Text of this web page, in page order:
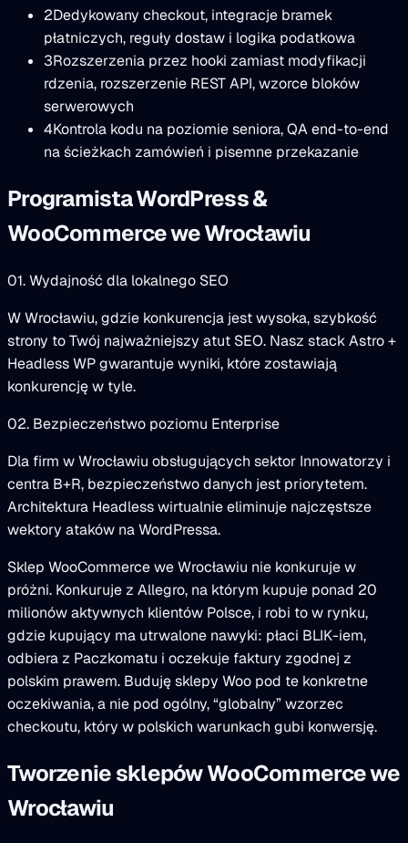
2Dedykowany checkout, integracje bramek
płatniczych, reguły dostaw i logika podatkowa
3Rozszerzenia przez hooki zamiast modyfikacji
rdzenia, rozszerzenie REST API, wzorce bloków
serwerowych
4Kontrola kodu na poziomie seniora, QA end-to-end
na ścieżkach zamówień i pisemne przekazanie
Programista WordPress &
WooCommerce we Wrocławiu
01. Wydajność dla lokalnego SEO
W Wrocławiu, gdzie konkurencja jest wysoka, szybkość
strony to Twój najważniejszy atut SEO. Nasz stack Astro +
Headless WP gwarantuje wyniki, które zostawiają
konkurencję w tyle.
02. Bezpieczeństwo poziomu Enterprise
Dla firm w Wrocławiu obsługujących sektor Innowatorzy i
centra B+R, bezpieczeństwo danych jest priorytetem.
Architektura Headless wirtualnie eliminuje najczęstsze
wektory ataków na WordPressa.
Sklep WooCommerce we Wrocławiu nie konkuruje w
próżni. Konkuruje z Allegro, na którym kupuje ponad 20
milionów aktywnych klientów Polsce, i robi to w rynku,
gdzie kupujący ma utrwalone nawyki: płaci BLIK-iem,
odbiera z Paczkomatu i oczekuje faktury zgodnej z
polskim prawem. Buduję sklepy Woo pod te konkretne
oczekiwania, a nie pod ogólny, “globalny” wzorzec
checkoutu, który w polskich warunkach gubi konwersję.
Tworzenie sklepów WooCommerce we
Wrocławiu